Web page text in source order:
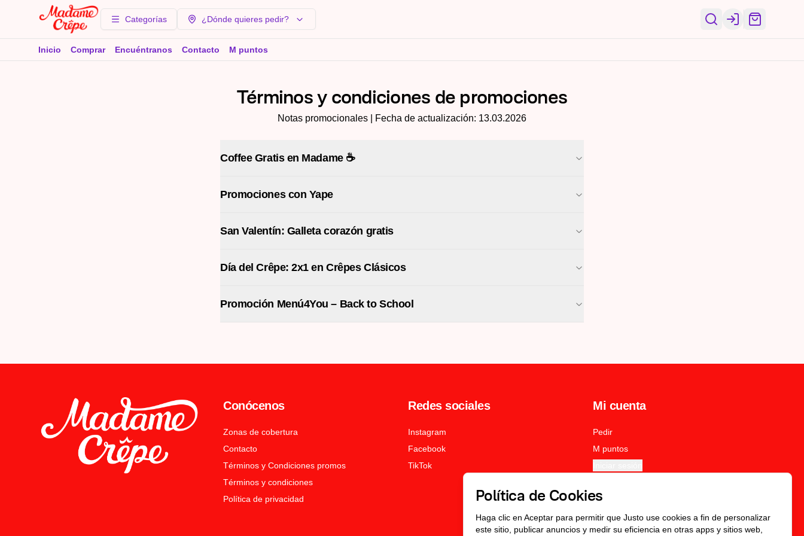
Categorías ¿Dónde quieres pedir?
Login
Inicio Comprar Encuéntranos Contacto M puntos
Términos y condiciones de promociones
Notas promocionales | Fecha de actualización: 13.03.2026
Coffee Gratis en Madame ☕
Promociones con Yape
San Valentín: Galleta corazón gratis
Día del Crêpe: 2x1 en Crêpes Clásicos
Promoción Menú4You – Back to School
Conócenos
Zonas de cobertura
Contacto
Términos y Condiciones promos
Términos y condiciones
Política de privacidad
Redes sociales
Instagram
Facebook
TikTok
Mi cuenta
Pedir
M puntos
Política de Cookies
Haga clic en Aceptar para permitir que Justo use cookies a fin de personalizar
este sitio, publicar anuncios y medir su eficiencia en otras apps y sitios web,